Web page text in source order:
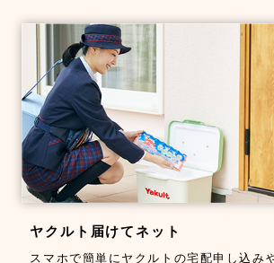
ヤクルト届けてネット
スマホで簡単にヤクルトの宅配申し込み